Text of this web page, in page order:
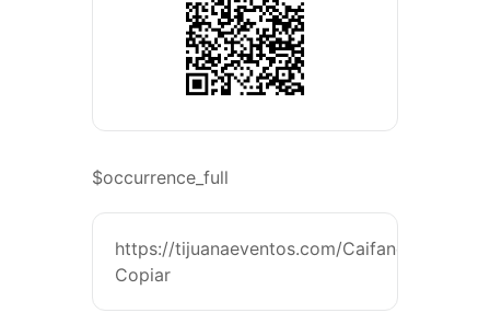
$occurrence_full
https://tijuanaeventos.com/
Copiar